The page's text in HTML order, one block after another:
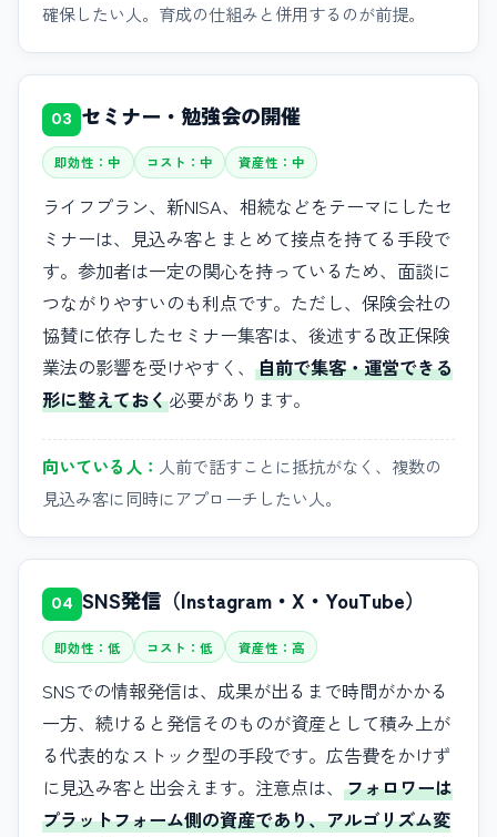
確保したい人。育成の仕組みと併用するのが前提。
03 セミナー・勉強会の開催
即効性：中 コスト：中 資産性：中
ライフプラン、新NISA、相続などをテーマにしたセ
ミナーは、見込み客とまとめて接点を持てる手段で
す。参加者は一定の関心を持っているため、面談に
つながりやすいのも利点です。ただし、保険会社の
協賛に依存したセミナー集客は、後述する改正保険
業法の影響を受けやすく、 自前で集客・運営できる
形に整えておく必要があります。
向いている人： 人前で話すことに抵抗がなく、複数の
見込み客に同時にアプローチしたい人。
04 SNS発信（Instagram・X・YouTube）
即効性：低 コスト：低 資産性：高
SNSでの情報発信は、成果が出るまで時間がかかる
一方、続けると発信そのものが資産として積み上が
る代表的なストック型の手段です。広告費をかけず
に見込み客と出会えます。注意点は、 フォロワーは
プラットフォーム側の資産であり、アルゴリズム変